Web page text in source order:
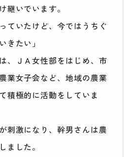
継いでいます。
ていたけど、今ではうちぐ
きたい」
、ＪＡ女性部をはじめ、市
業女子会など、地域の農業
積極的に活動をしていま
刺激になり、幹男さんは農
ました。